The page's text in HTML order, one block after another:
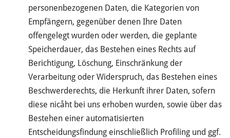
personenbezogenen Daten, die Kategorien von
Empfängern, gegenüber denen Ihre Daten
offengelegt wurden oder werden, die geplante
Speicherdauer, das Bestehen eines Rechts auf
Berichtigung, Löschung, Einschränkung der
Verarbeitung oder Widerspruch, das Bestehen eines
Beschwerderechts, die Herkunft ihrer Daten, sofern
diese nicåht bei uns erhoben wurden, sowie über das
Bestehen einer automatisierten
Entscheidungsfindung einschließlich Profiling und ggf.